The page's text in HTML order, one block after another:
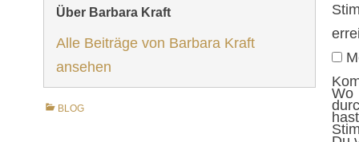
Über Barbara Kraft
Alle Beiträge von Barbara Kraft
ansehen
BLOG
Wo
hast